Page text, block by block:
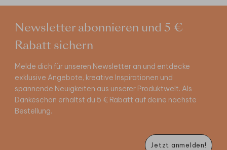
Newsletter abonnieren und 5 €
Rabatt sichern
Melde dich für unseren Newsletter an und entdecke
exklusive Angebote, kreative Inspirationen und
spannende Neuigkeiten aus unserer Produktwelt. Als
Dankeschön erhältst du 5 € Rabatt auf deine nächste
Bestellung.
Jetzt anmelden!